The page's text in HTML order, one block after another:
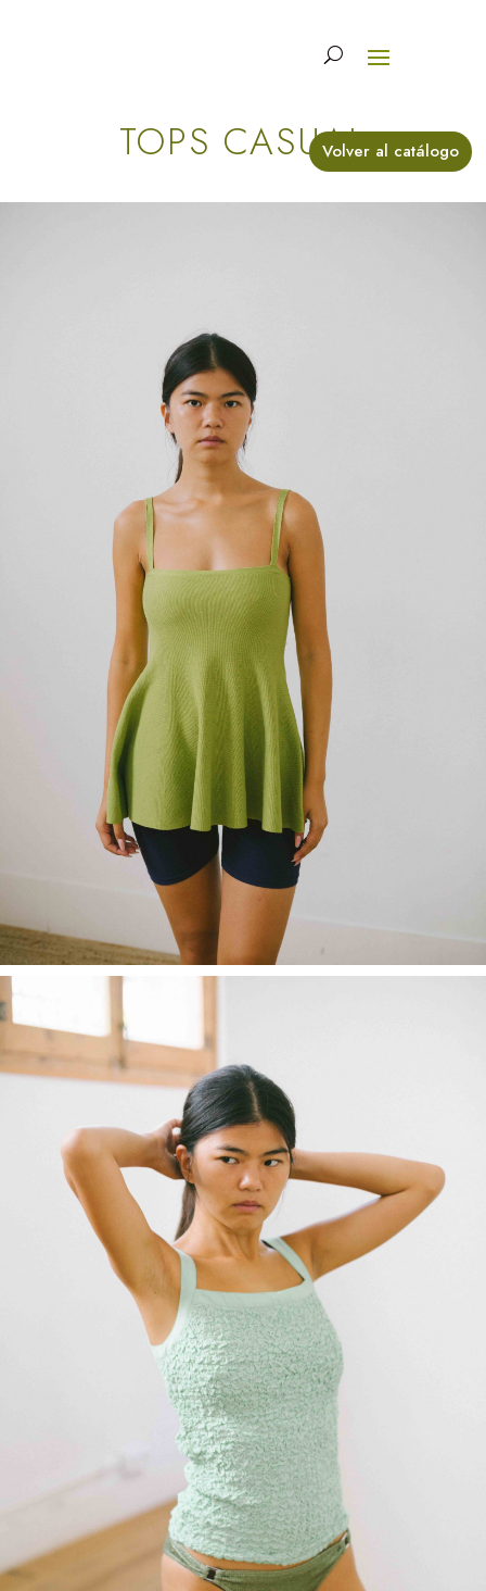
Volver al catálogo
TOPS CASUAL